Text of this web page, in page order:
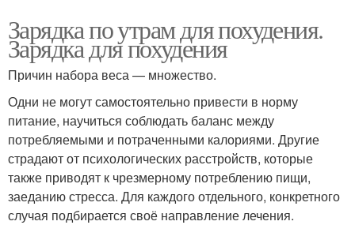
Зарядка по утрам для похудения.
Зарядка для похудения
Причин набора веса — множество.
Одни не могут самостоятельно привести в норму
питание, научиться соблюдать баланс между
потребляемыми и потраченными калориями. Другие
страдают от психологических расстройств, которые
также приводят к чрезмерному потреблению пищи,
заеданию стресса. Для каждого отдельного, конкретного
случая подбирается своё направление лечения.